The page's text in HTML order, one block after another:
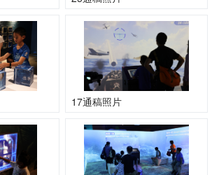
17通稿照片